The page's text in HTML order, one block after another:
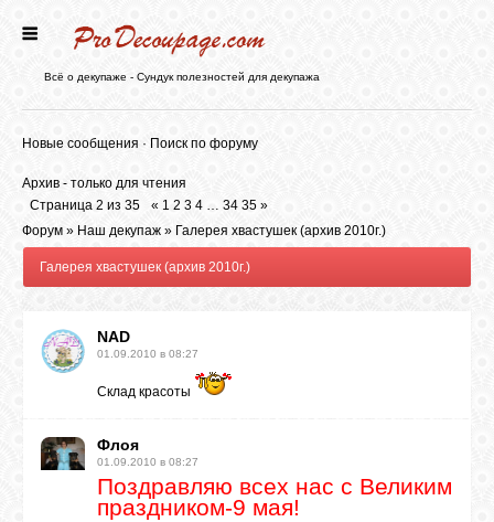
БЛОГ
ФОРУМ
СТАТЬИ
Всё о декупаже - Сундук полезностей для декупажа
Новые сообщения · Поиск по форуму
Архив - только для чтения
Страница 2 из 35 « 1 2 3 4 … 34 35 »
Форум » Наш декупаж » Галерея хвастушек (архив 2010г.)
Галерея хвастушек (архив 2010г.)
NAD
01.09.2010 в 08:27
Склад красоты
Флоя
01.09.2010 в 08:27
Поздравляю всех нас с Великим
праздником-9 мая!